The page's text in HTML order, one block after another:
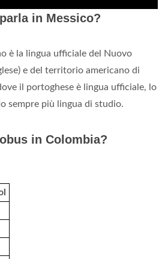
in Messico?
è la lingua ufficiale del Nuovo
e del territorio americano di
il portoghese è lingua ufficiale, lo
sempre più lingua di studio.
in Colombia?